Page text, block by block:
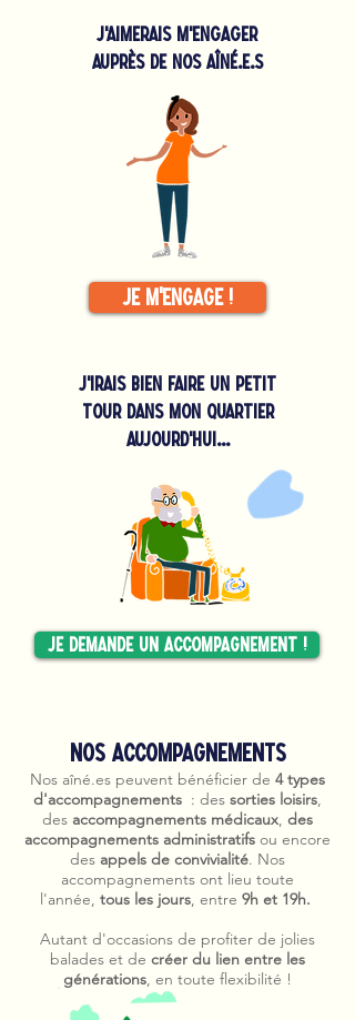
J'aimerais m'engager
auprès de nos aîné.e.s
Je m'engage !
J'irais bien faire un petit
tour dans mon quartier
aujourd'hui...
Je demande un accompagnement !
Nos accompagnements
Nos aîné.es peuvent bénéficier de 4 types
d'accompagnements : des sorties loisirs,
des accompagnements médicaux, des
accompagnements administratifs ou encore
des appels de convivialité. Nos
accompagnements ont lieu toute
l'année, tous les jours, entre 9h et 19h.
Autant d'occasions de profiter de jolies
balades et de créer du lien entre les
générations, en toute flexibilité !